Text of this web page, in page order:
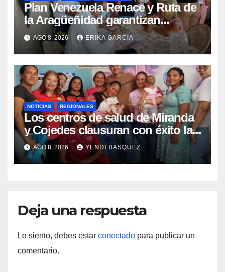
Plan Venezuela Renace y Ruta de
la Aragüeñidad garantizan
atención médica integral en
Aragua
AGO 8, 2026 ERIKA GARCÍA
NOTICIAS REGIONALES
Los centros de salud de Miranda
y Cojedes clausuran con éxito la
Semana Mundial de la Lactancia
Materna
AGO 8, 2026 YENDI BASQUEZ
Deja una respuesta
Lo siento, debes estar conectado para publicar un
comentario.